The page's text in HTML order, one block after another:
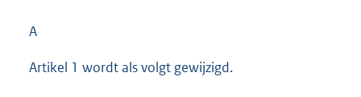
A
Artikel 1 wordt als volgt gewijzigd.